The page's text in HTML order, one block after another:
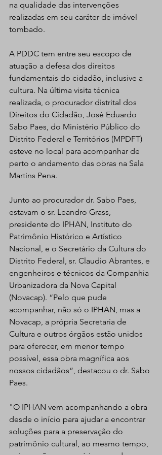
na qualidade das intervenções
realizadas em seu caráter de imóvel
tombado.
A PDDC tem entre seu escopo de
atuação a defesa dos direitos
fundamentais do cidadão, inclusive a
cultura. Na última visita técnica
realizada, o procurador distrital dos
Direitos do Cidadão, José Eduardo
Sabo Paes, do Ministério Público do
Distrito Federal e Territórios (MPDFT)
esteve no local para acompanhar de
perto o andamento das obras na Sala
Martins Pena.
Junto ao procurador dr. Sabo Paes,
estavam o sr. Leandro Grass,
presidente do IPHAN, Instituto do
Patrimônio Histórico e Artístico
Nacional, e o Secretário da Cultura do
Distrito Federal, sr. Claudio Abrantes, e
engenheiros e técnicos da Companhia
Urbanizadora da Nova Capital
(Novacap). “Pelo que pude
acompanhar, não só o IPHAN, mas a
Novacap, a própria Secretaria de
Cultura e outros órgãos estão unidos
para oferecer, em menor tempo
possível, essa obra magnífica aos
nossos cidadãos”, destacou o dr. Sabo
Paes.
"O IPHAN vem acompanhando a obra
desde o início para ajudar a encontrar
soluções para a preservação do
patrimônio cultural, ao mesmo tempo,